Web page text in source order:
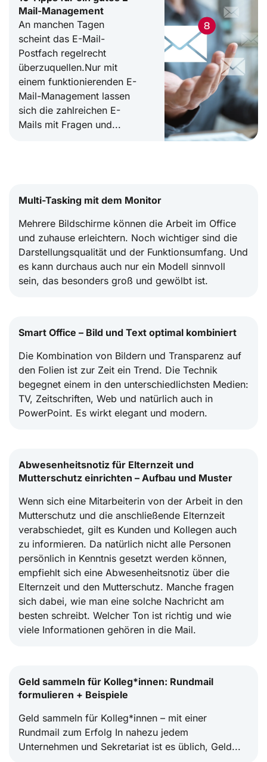
Mail-Management
An manchen Tagen
scheint das E-Mail-
Postfach regelrecht
überzuquellen.Nur mit
einem funktionierenden E-
Mail-Management lassen
sich die zahlreichen E-
Mails mit Fragen und...
Multi-Tasking mit dem Monitor
Mehrere Bildschirme können die Arbeit im Office
und zuhause erleichtern. Noch wichtiger sind die
Darstellungsqualität und der Funktionsumfang. Und
es kann durchaus auch nur ein Modell sinnvoll
sein, das besonders groß und gewölbt ist.
Smart Office – Bild und Text optimal kombiniert
Die Kombination von Bildern und Transparenz auf
den Folien ist zur Zeit ein Trend. Die Technik
begegnet einem in den unterschiedlichsten Medien:
TV, Zeitschriften, Web und natürlich auch in
PowerPoint. Es wirkt elegant und modern.
Abwesenheitsnotiz für Elternzeit und
Mutterschutz einrichten – Aufbau und Muster
Wenn sich eine Mitarbeiterin von der Arbeit in den
Mutterschutz und die anschließende Elternzeit
verabschiedet, gilt es Kunden und Kollegen auch
zu informieren. Da natürlich nicht alle Personen
persönlich in Kenntnis gesetzt werden können,
empfiehlt sich eine Abwesenheitsnotiz über die
Elternzeit und den Mutterschutz. Manche fragen
sich dabei, wie man eine solche Nachricht am
besten schreibt. Welcher Ton ist richtig und wie
viele Informationen gehören in die Mail.
Geld sammeln für Kolleg*innen: Rundmail
formulieren + Beispiele
Geld sammeln für Kolleg*innen – mit einer
Rundmail zum Erfolg In nahezu jedem
Unternehmen und Sekretariat ist es üblich, Geld...